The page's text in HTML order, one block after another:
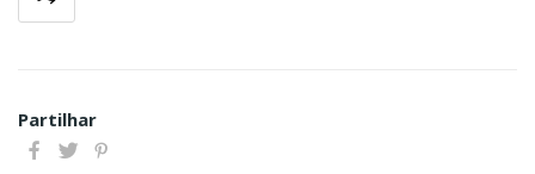
Partilhar